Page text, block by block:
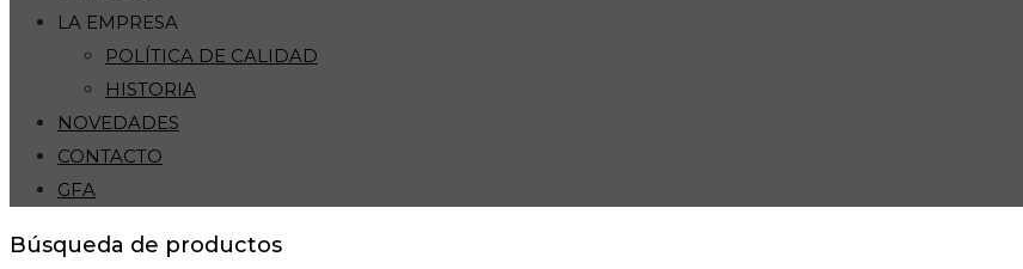
LA EMPRESA
POLÍTICA DE CALIDAD
HISTORIA
NOVEDADES
CONTACTO
GFA
Búsqueda de productos